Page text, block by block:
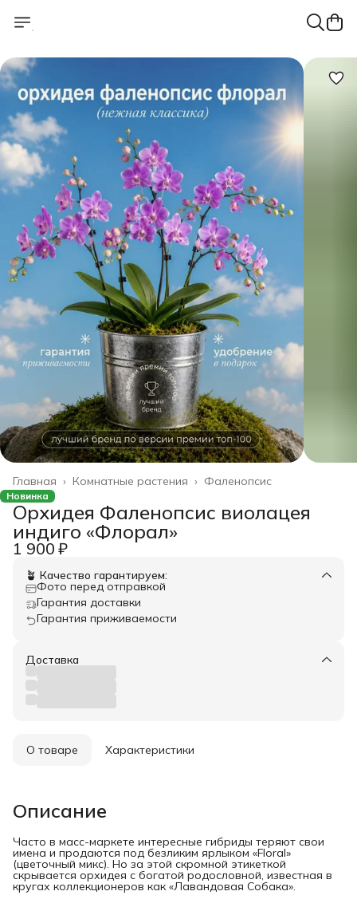
Фаленопсис
Комнатные растения ›
Главная ›
Новинка
Орхидея Фаленопсис виолацея
индиго «Флорал»
1 900 ₽
🪴 Качество гарантируем:
Фото перед отправкой
Гарантия доставки
Гарантия приживаемости
Доставка
О товаре Характеристики
Описание
Часто в масс-маркете интересные гибриды теряют свои
имена и продаются под безликим ярлыком «Floral»
(цветочный микс). Но за этой скромной этикеткой
скрывается орхидея с богатой родословной, известная в
кругах коллекционеров как «Лавандовая Собака».